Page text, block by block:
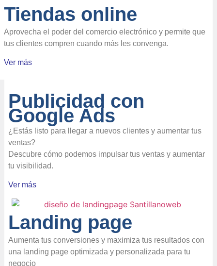
Tiendas online
Aprovecha el poder del comercio electrónico y permite que
tus clientes compren cuando más les convenga.
Ver más
Publicidad con
Google Ads
¿Estás listo para llegar a nuevos clientes y aumentar tus
ventas?
Descubre cómo podemos impulsar tus ventas y aumentar
tu visibilidad.
Ver más
Landing page
Aumenta tus conversiones y maximiza tus resultados con
una landing page optimizada y personalizada para tu
negocio